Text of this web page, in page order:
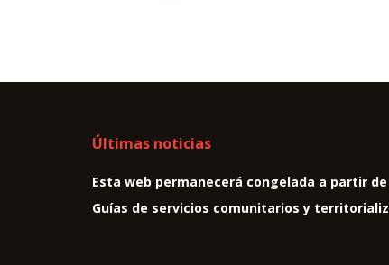
Últimas noticias
Esta web permanecerá congelada a partir
Guías de servicios comunitarios y